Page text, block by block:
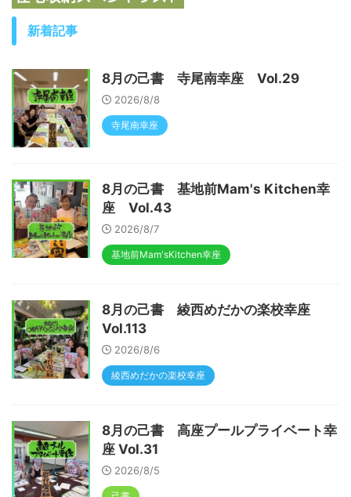
新着記事
8月の己書 寺尾南幸座 Vol.29
2026/8/8
寺尾南幸座
8月の己書 基地前Mam's Kitchen幸
座 Vol.43
2026/8/7
基地前Mam'sKitchen幸座
8月の己書 綾西めだかの楽校幸座
Vol.113
2026/8/6
綾西めだかの楽校幸座
8月の己書 高座プールプライベート幸
座 Vol.31
2026/8/5